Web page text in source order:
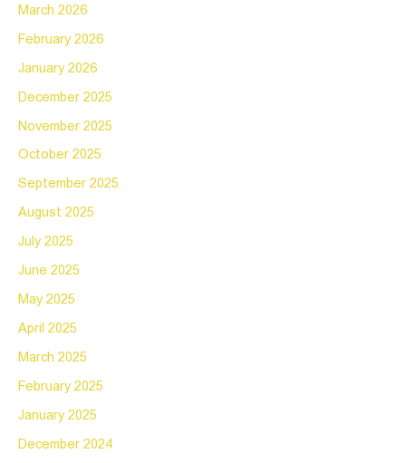
March 2026
February 2026
January 2026
December 2025
November 2025
October 2025
September 2025
August 2025
July 2025
June 2025
May 2025
April 2025
March 2025
February 2025
January 2025
December 2024